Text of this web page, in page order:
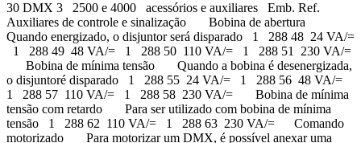
30 DMX 3 2500 e 4000 acessórios e auxiliares Emb. Ref.
Auxiliares de controle e sinalização Bobina de abertura
Quando energizado, o disjuntor será disparado 1 288 48 24 VA/=
1 288 49 48 VA/= 1 288 50 110 VA/= 1 288 51 230 VA/=
Bobina de mínima tensão Quando a bobina é desenergizada,
o disjuntoré disparado 1 288 55 24 VA/= 1 288 56 48 VA/=
1 288 57 110 VA/= 1 288 58 230 VA/= Bobina de mínima
tensão com retardo Para ser utilizado com bobina de mínima
tensão 1 288 62 110 VA/= 1 288 63 230 VA/= Comando
motorizado Para motorizar um DMX, é possível anexar uma